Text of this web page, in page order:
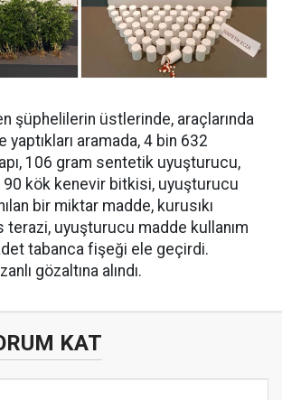
şüphelilerin üstlerinde, araçlarında
aramada, ⁠4 bin 632
106 gram sentetik uyuşturucu,
90 kök kenevir bitkisi, uyuşturucu
bir miktar madde, kurusıkı
terazi, uyuşturucu madde kullanım
tabanca fişeği ele geçirdi.
gözaltına alındı.
KAT